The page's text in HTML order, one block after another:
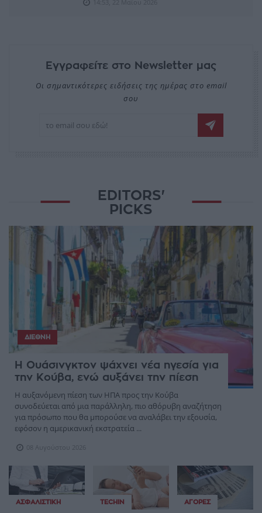
Εγγραφείτε στο Newsletter μας
Οι σημαντικότερες ειδήσεις της ημέρας στο email
σου
EDITORS'
PICKS
ΔΙΕΘΝΉ
Η Ουάσινγκτον ψάχνει νέα ηγεσία για
την Κούβα, ενώ αυξάνει την πίεση
Η αυξανόμενη πίεση των ΗΠΑ προς την Κούβα
συνοδεύεται από μια παράλληλη, πιο αθόρυβη αναζήτηση
για πρόσωπο που θα μπορούσε να αναλάβει την εξουσία,
εφόσον η αμερικανική εκστρατεία ...
08 Αυγούστου 2026
ΑΣΦΑΛΙΣΤΙΚΉ TECHIN ΑΓΟΡΈΣ